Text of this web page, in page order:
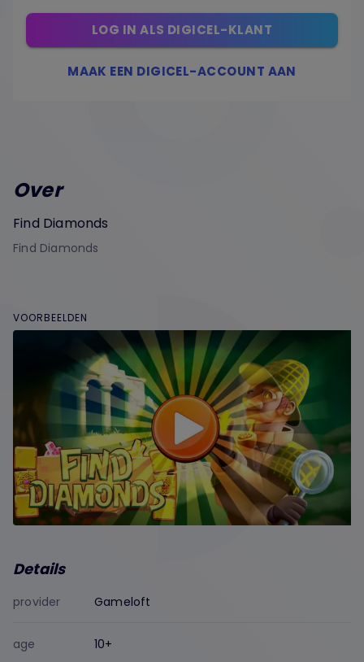
LOG IN ALS DIGICEL-KLANT
MAAK EEN DIGICEL-ACCOUNT AAN
Over
Find Diamonds
Find Diamonds
VOORBEELDEN
Details
provider Gameloft
age 10+